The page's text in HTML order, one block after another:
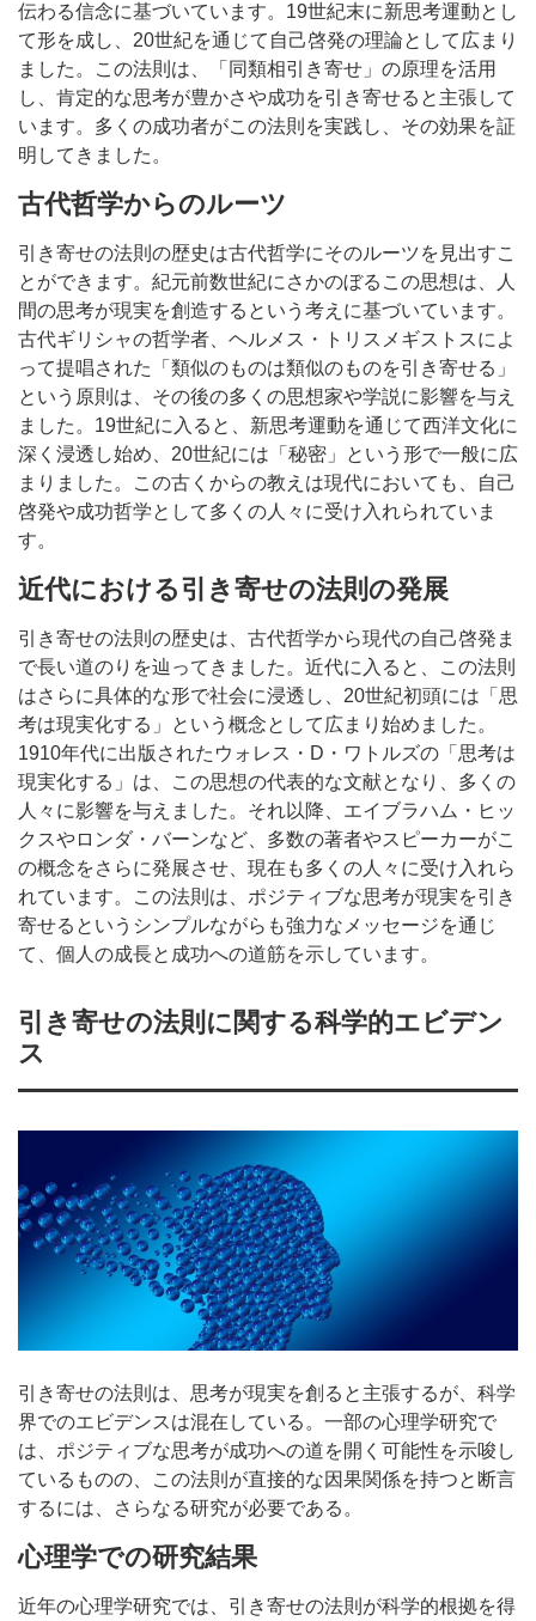
伝わる信念に基づいています。19世紀末に新思考運動とし
て形を成し、20世紀を通じて自己啓発の理論として広まり
ました。この法則は、「同類相引き寄せ」の原理を活用
し、肯定的な思考が豊かさや成功を引き寄せると主張して
います。多くの成功者がこの法則を実践し、その効果を証
明してきました。
古代哲学からのルーツ
引き寄せの法則の歴史は古代哲学にそのルーツを見出すこ
とができます。紀元前数世紀にさかのぼるこの思想は、人
間の思考が現実を創造するという考えに基づいています。
古代ギリシャの哲学者、ヘルメス・トリスメギストスによ
って提唱された「類似のものは類似のものを引き寄せる」
という原則は、その後の多くの思想家や学説に影響を与え
ました。19世紀に入ると、新思考運動を通じて西洋文化に
深く浸透し始め、20世紀には「秘密」という形で一般に広
まりました。この古くからの教えは現代においても、自己
啓発や成功哲学として多くの人々に受け入れられていま
す。
近代における引き寄せの法則の発展
引き寄せの法則の歴史は、古代哲学から現代の自己啓発ま
で長い道のりを辿ってきました。近代に入ると、この法則
はさらに具体的な形で社会に浸透し、20世紀初頭には「思
考は現実化する」という概念として広まり始めました。
1910年代に出版されたウォレス・D・ワトルズの「思考は
現実化する」は、この思想の代表的な文献となり、多くの
人々に影響を与えました。それ以降、エイブラハム・ヒッ
クスやロンダ・バーンなど、多数の著者やスピーカーがこ
の概念をさらに発展させ、現在も多くの人々に受け入れら
れています。この法則は、ポジティブな思考が現実を引き
寄せるというシンプルながらも強力なメッセージを通じ
て、個人の成長と成功への道筋を示しています。
引き寄せの法則に関する科学的エビデン
ス
引き寄せの法則は、思考が現実を創ると主張するが、科学
界でのエビデンスは混在している。一部の心理学研究で
は、ポジティブな思考が成功への道を開く可能性を示唆し
ているものの、この法則が直接的な因果関係を持つと断言
するには、さらなる研究が必要である。
心理学での研究結果
近年の心理学研究では、引き寄せの法則が科学的根拠を得